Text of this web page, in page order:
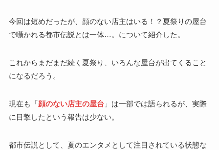
今回は短めだったが、顔のない店主はいる！？夏祭りの屋台
で囁かれる都市伝説とは一体…。について紹介した。
これからまだまだ続く夏祭り、いろんな屋台が出てくること
になるだろう。
現在も「顔のない店主の屋台 」は一部では語られるが、実際
に目撃したという報告は少ない。
都市伝説として、夏のエンタメとして注目されている状態な